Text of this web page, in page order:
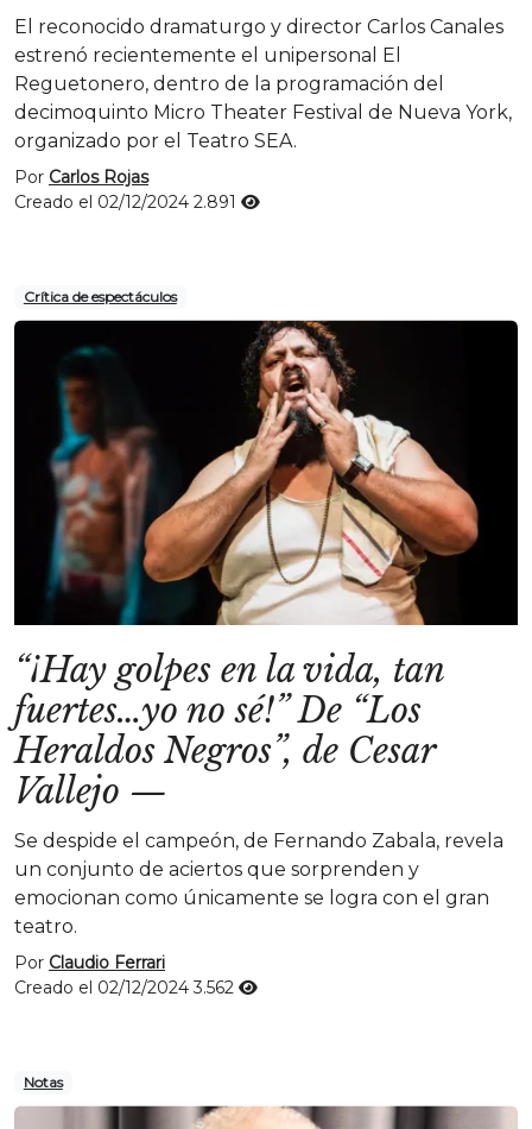
El reconocido dramaturgo y director Carlos Canales
estrenó recientemente el unipersonal El
Reguetonero, dentro de la programación del
decimoquinto Micro Theater Festival de Nueva York,
organizado por el Teatro SEA.
Por Carlos Rojas
Creado el 02/12/2024 2.891
Crítica de espectáculos
“¡Hay golpes en la vida, tan
fuertes…yo no sé!” De “Los
Heraldos Negros”, de Cesar
Vallejo —
Se despide el campeón, de Fernando Zabala, revela
un conjunto de aciertos que sorprenden y
emocionan como únicamente se logra con el gran
teatro.
Por Claudio Ferrari
Creado el 02/12/20243.562
Notas